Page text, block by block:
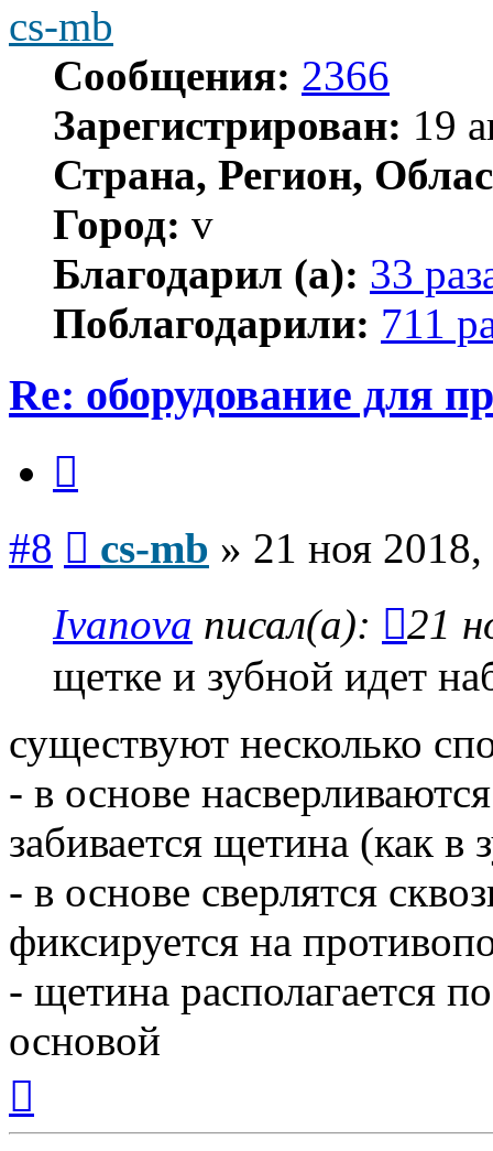
cs-mb
Сообщения: 2366
Зарегистрирован: 19
Страна, Регион,
Город: v
Благодарил (а): 33
Поблагодарили: 711
Re: оборудование для
#8 cs-mb » 21 ноя
Ivanova писал(а):
21
щетке и зубной идет
существуют несколько
- в основе
забивается щетина (как в
- в основе сверлятся
фиксируется на
- щетина располагается
основой
началу